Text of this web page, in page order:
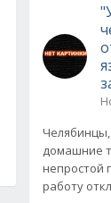
домашние
непростой
работу